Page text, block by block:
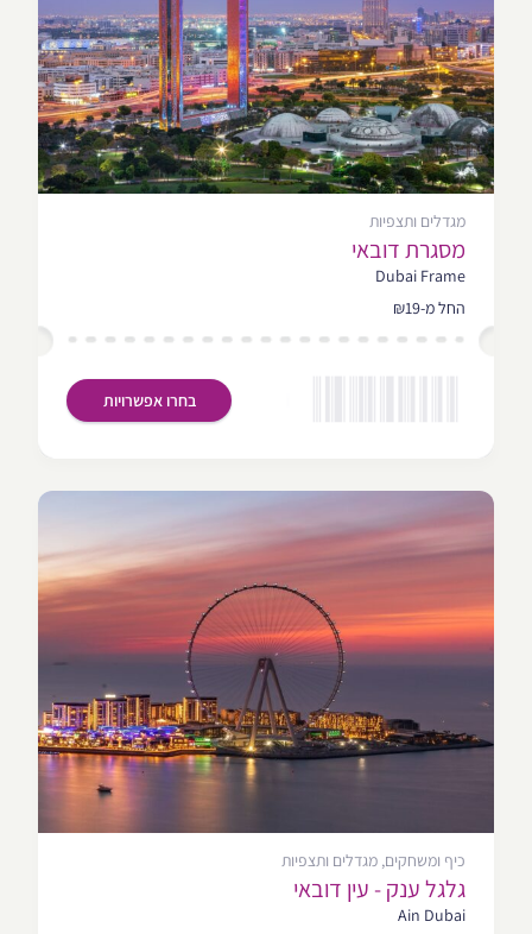
מגדלים ותצפיות
מסגרת דובאי
Dubai Frame
החל מ-₪19
בחרו אפשרויות
כיף ומשחקים, מגדלים ותצפיות
גלגל ענק - עין דובאי
Ain Dubai